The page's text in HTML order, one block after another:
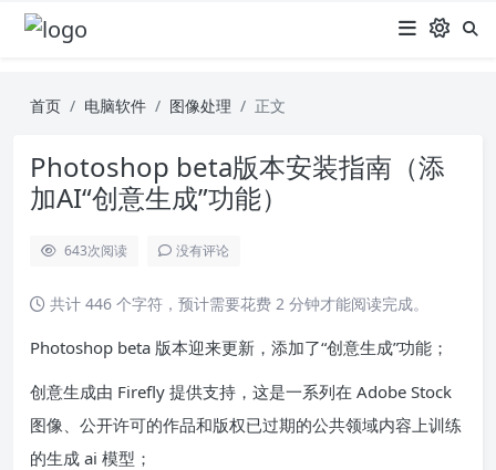
首页 电脑软件 图像处理 正文
Photoshop beta版本安装指南（添
加AI“创意生成”功能）
643次阅读 没有评论
共计 446 个字符，预计需要花费 2 分钟才能阅读完成。
Photoshop beta 版本迎来更新，添加了“创意生成”功能；
创意生成由 Firefly 提供支持，这是一系列在 Adobe Stock
图像、公开许可的作品和版权已过期的公共领域内容上训练
的生成 ai 模型；